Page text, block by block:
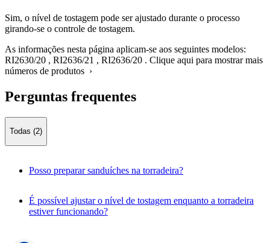
Sim, o nível de tostagem pode ser ajustado durante o processo
girando-se o controle de tostagem.
As informações nesta página aplicam-se aos seguintes modelos:
RI2630/20 , RI2636/21 , RI2636/20 . Clique aqui para mostrar mais
números de produtos ›
Perguntas frequentes
Todas (2)
Posso preparar sanduíches na torradeira?
É possível ajustar o nível de tostagem enquanto a torradeira
estiver funcionando?